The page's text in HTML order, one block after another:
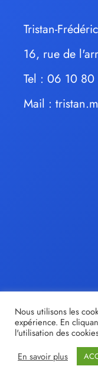
Tristan-
16, rue de
Tel : 06 10
Mail :
© tristan-moir.fr
Nous utilisons les
expérience. En
l'utilisation des
En savoir plus